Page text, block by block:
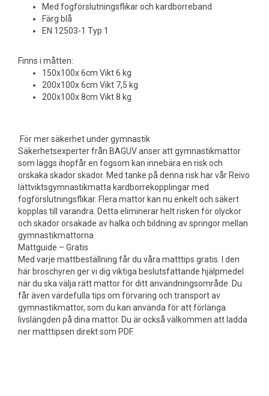
Med fogförslutningsflikar och kardborreband
Färg blå
EN 12503-1 Typ 1
Finns i måtten:
150x100x 6cm Vikt 6 kg
200x100x 6cm Vikt 7,5 kg
200x100x 8cm Vikt 8 kg
För mer säkerhet under gymnastik
Säkerhetsexperter från BAGUV anser att gymnastikmattor
som läggs ihopfår en fogsom kan innebära en risk och
orskaka skador skador. Med tanke på denna risk har vår Reivo
lättviktsgymnastikmatta kardborrekopplingar med
fogförslutningsflikar. Flera mattor kan nu enkelt och säkert
kopplas till varandra. Detta eliminerar helt risken för olyckor
och skador orsakade av halka och bildning av springor mellan
gymnastikmattorna.
Mattguide – Gratis
Med varje mattbeställning får du våra matttips gratis. I den
här broschyren ger vi dig viktiga beslutsfattande hjälpmedel
när du ska välja rätt mattor för ditt användningsområde. Du
får även värdefulla tips om förvaring och transport av
gymnastikmattor, som du kan använda för att förlänga
livslängden på dina mattor. Du är också välkommen att ladda
ner matttipsen direkt som PDF.